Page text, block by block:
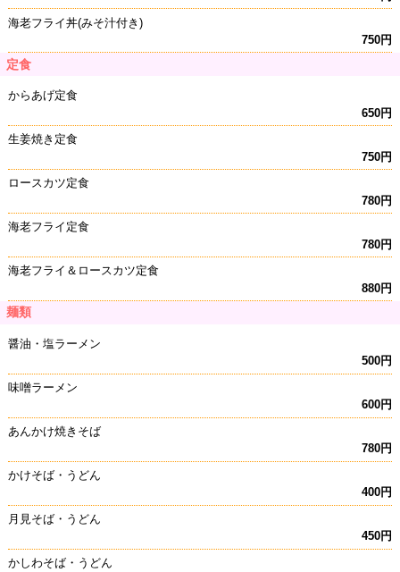
海老フライ丼(みそ汁付き)
750円
定食
からあげ定食
650円
生姜焼き定食
750円
ロースカツ定食
780円
海老フライ定食
780円
海老フライ＆ロースカツ定食
880円
麺類
醤油・塩ラーメン
500円
味噌ラーメン
600円
あんかけ焼きそば
780円
かけそば・うどん
400円
月見そば・うどん
450円
かしわそば・うどん